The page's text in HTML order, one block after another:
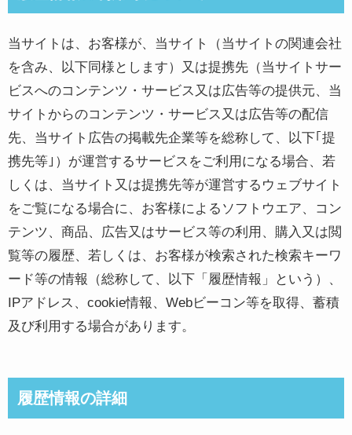
当サイトは、お客様が、当サイト（当サイトの関連会社
を含み、以下同様とします）又は提携先（当サイトサー
ビスへのコンテンツ・サービス又は広告等の提供元、当
サイトからのコンテンツ・サービス又は広告等の配信
先、当サイト広告の掲載先企業等を総称して、以下｢提
携先等｣）が運営するサービスをご利用になる場合、若
しくは、当サイト又は提携先等が運営するウェブサイト
をご覧になる場合に、お客様によるソフトウエア、コン
テンツ、商品、広告又はサービス等の利用、購入又は閲
覧等の履歴、若しくは、お客様が検索された検索キーワ
ード等の情報（総称して、以下「履歴情報」という）、
IPアドレス、cookie情報、Webビーコン等を取得、蓄積
及び利用する場合があります。
履歴情報の詳細